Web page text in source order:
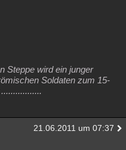
Steppe wird ein junger
Soldaten zum 15-
21.06.2011 um 07:37